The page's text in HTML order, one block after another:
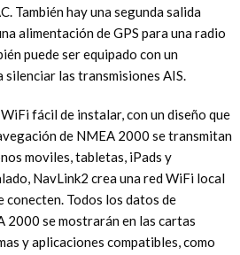
También hay una segunda salida
alimentación de GPS para una radio
puede ser equipado con un
las transmisiones AIS.
fácil de instalar, con un diseño que
de NMEA 2000 se transmitan
moviles, tabletas, iPads y
NavLink2 crea una red WiFi local
conecten. Todos los datos de
2000 se mostrarán en las cartas
y aplicaciones compatibles, como